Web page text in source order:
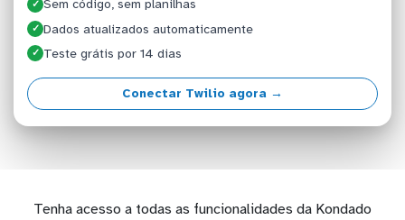
✓ Sem código, sem planilhas
✓ Dados atualizados automaticamente
✓ Teste grátis por 14 dias
Conectar Twilio agora →
Tenha acesso a todas as funcionalidades da Kondado